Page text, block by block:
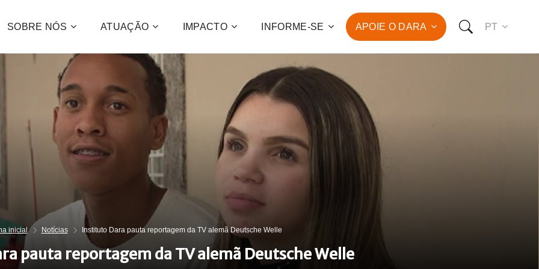
SOBRE NÓS ATUAÇÃO IMPACTO INFORME-SE APOIE O DARA
Contribua para o combate à pobreza
e a promoção da saúde e do
desenvolvimento humano de
centenas de famílias!
CONFIRA COMO VOCÊ PODE NOS APOIAR:
QUERO FAZER UMA DOAÇÃO
QUERO SER UM VOLUNTÁRIO
PT
inicial Notícias Instituto Dara pauta reportagem da TV alemã Deutsche Welle
pauta reportagem da TV alemã Deutsche Welle